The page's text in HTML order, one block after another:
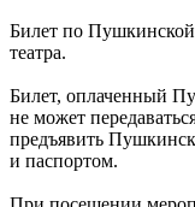
Билет по Пушкинской
театра.
Билет, оплаченный
не может
предъявить
и паспортом.